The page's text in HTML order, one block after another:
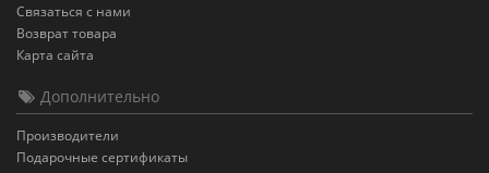
Связаться с нами
Возврат товара
Карта сайта
Дополнительно
Производители
Подарочные сертификаты